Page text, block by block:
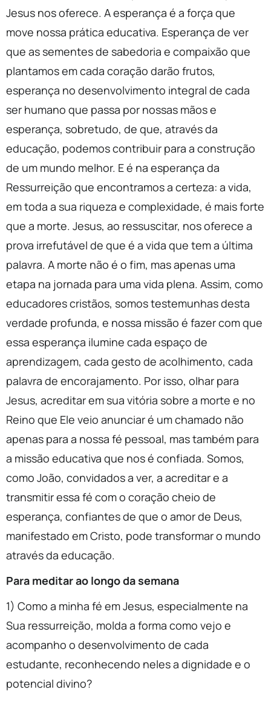
Jesus nos oferece. A esperança é a força que
move nossa prática educativa. Esperança de ver
que as sementes de sabedoria e compaixão que
plantamos em cada coração darão frutos,
esperança no desenvolvimento integral de cada
ser humano que passa por nossas mãos e
esperança, sobretudo, de que, através da
educação, podemos contribuir para a construção
de um mundo melhor. E é na esperança da
Ressurreição que encontramos a certeza: a vida,
em toda a sua riqueza e complexidade, é mais forte
que a morte. Jesus, ao ressuscitar, nos oferece a
prova irrefutável de que é a vida que tem a última
palavra. A morte não é o fim, mas apenas uma
etapa na jornada para uma vida plena. Assim, como
educadores cristãos, somos testemunhas desta
verdade profunda, e nossa missão é fazer com que
essa esperança ilumine cada espaço de
aprendizagem, cada gesto de acolhimento, cada
palavra de encorajamento. Por isso, olhar para
Jesus, acreditar em sua vitória sobre a morte e no
Reino que Ele veio anunciar é um chamado não
apenas para a nossa fé pessoal, mas também para
a missão educativa que nos é confiada. Somos,
como João, convidados a ver, a acreditar e a
transmitir essa fé com o coração cheio de
esperança, confiantes de que o amor de Deus,
manifestado em Cristo, pode transformar o mundo
através da educação.
Para meditar ao longo da semana
1) Como a minha fé em Jesus, especialmente na
Sua ressurreição, molda a forma como vejo e
acompanho o desenvolvimento de cada
estudante, reconhecendo neles a dignidade e o
potencial divino?